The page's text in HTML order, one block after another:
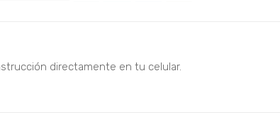
directamente en tu celular.